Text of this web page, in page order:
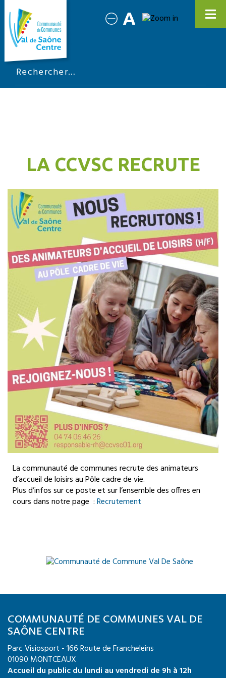
LA CCVSC RECRUTE
La communauté de communes recrute des animateurs
d’accueil de loisirs au Pôle cadre de vie.
Plus d’infos sur ce poste et sur l’ensemble des offres en
cours dans notre page :Recrutement
COMMUNAUTÉ DE COMMUNES VAL DE
SAÔNE CENTRE
Parc Visiosport - 166 Route de Francheleins
01090 MONTCEAUX
Accueil du public du lundi au vendredi de 9h à 12h